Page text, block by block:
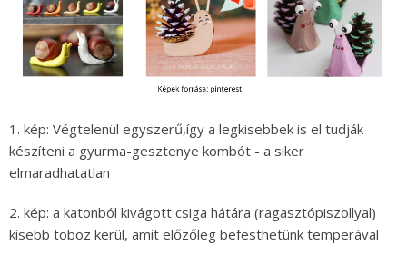
1. kép: Végtelenül egyszerű,így a legkisebbek is el tudják
készíteni a gyurma-gesztenye kombót - a siker
elmaradhatatlan
2. kép: a katonból kivágott csiga hátára (ragasztópiszollyal)
kisebb toboz kerül, amit előzőleg befesthetünk temperával